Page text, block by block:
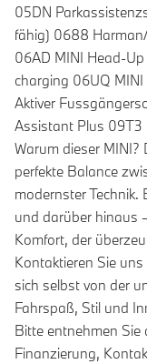
05DN
fähig) 0688
06AD MINI Head-
charging 06UQ
Aktiver
Assistant Plus 09T3
Warum dieser MINI?
perfekte Balance
modernster Technik.
und darüber hinaus
Komfort, der
Kontaktieren Sie
sich selbst von der
Fahrspaß, Stil und
Bitte entnehmen Sie
Finanzierung,